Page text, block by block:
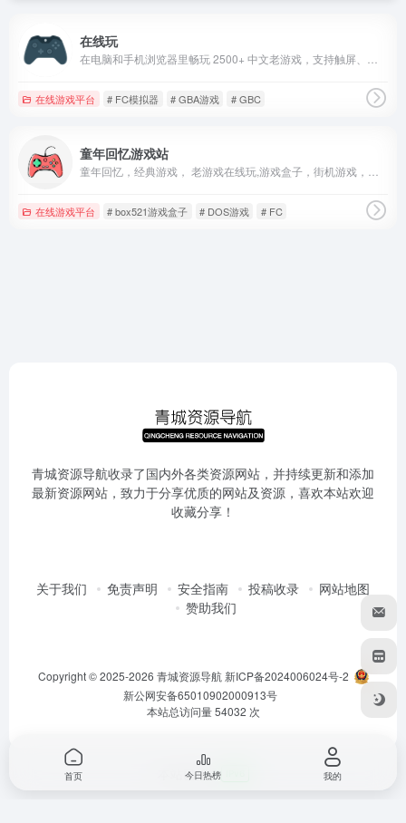
在线玩
在线游戏平台 # FC模拟器 # GBA游戏 # GBC
童年回忆游戏站
在线游戏平台 # box521游戏盒子 # DOS游戏 # FC
青城资源导航收录了国内外各类资源网站，并持续更新和添加
最新资源网站，致力于分享优质的网站及资源，喜欢本站欢迎
收藏分享！
关于我们 免责声明 安全指南 投稿收录
网站地图
赞助我们
Copyright © 2025-2026 青城资源导航 新ICP备2024006024号-2
新公网安备65010902000913号
本站总访问量54032 次
本站已接入
首页 今日热榜 我的